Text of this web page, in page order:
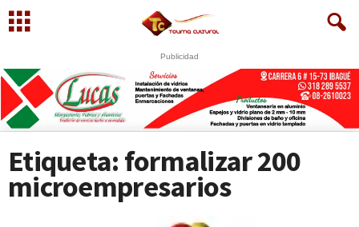
Publicidad
S
WhatsApp +573249605958
Etiqueta: formalizar 200
microempresarios